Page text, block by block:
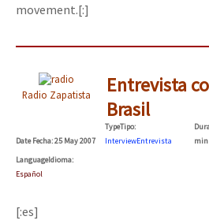
movement.[:]
Radio Zapatista
Entrevista
Brasil
DateFecha: 25 May 2007
TypeTipo:
InterviewEntrevista
min
LanguageIdioma:
Español
[:es]